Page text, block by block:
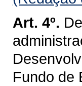
Art. 4º.
Fundo de